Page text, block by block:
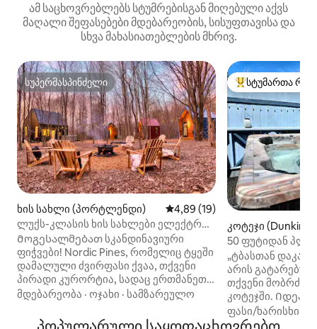
ამ საცხოვრებლებს სტუმრებისგან მიღებული აქვს
მაღალი შეფასებები მდებარეობის, სისუფთავისა და
სხვა მახასიათებლების მხრივ.
სუპერმასპინძელი
სუპერმასპინძელი
ხის სახლი (პორტლენდი) საშუალო შეფასებაა 5‑დან
4,89 (19)
ლუქს-კლასის ხის სახლები ელექტრო
გასაშლელი საწოლით! ჯაკუზი /
ელექტრომობილის დამტენი
Მოგესალმებათ სკანდინავიური
ფიჭვები! Nordic Pines, რომელიც ტყეში
დამალული ძვირფასი ქვაა, თქვენი
პირადი კურორტია, სადაც ერთმანეთს
ერწყმის ფუფუნება, სითბო და
სილამაზესთან. დასვენებისთვის
მდებარეობა · ოჯახი · სამზარეულო
სტუმართა
სტუმართა
კოტეჯი (Dunkirk)
50 ფუტიდან
ჰიდრომასაჟიანი
მშვიდი
„ტბასთან
არის
თქვენი
კოტეჯში.
ტბის
სილამაზის
ფასი/ხარისხი